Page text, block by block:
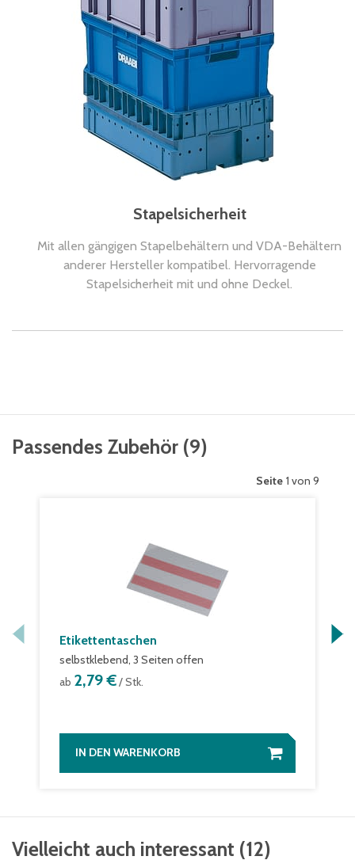
Stapelsicherheit
Mit allen gängigen Stapelbehältern und VDA-Behältern
anderer Hersteller kompatibel. Hervorragende
Stapelsicherheit mit und ohne Deckel.
Passendes Zubehör (9)
Seite 1 von 9
Etikettentaschen
selbstklebend, 3 Seiten offen
ab 2,79 €/ Stk.
IN DEN WARENKORB
Vielleicht auch interessant (12)